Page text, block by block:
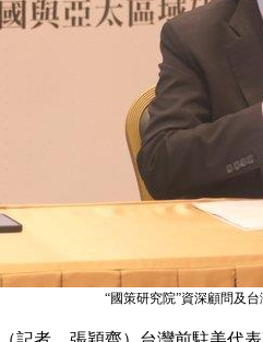
“國策研究院”資深顧問及